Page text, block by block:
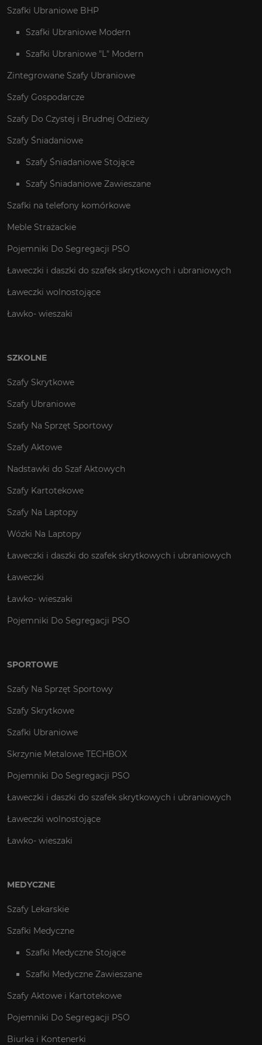
Szafki Ubraniowe BHP
Szafki Ubraniowe Modern
Szafki Ubraniowe "L" Modern
Zintegrowane Szafy Ubraniowe
Szafy Gospodarcze
Szafy Do Czystej i Brudnej Odzieży
Szafy Śniadaniowe
Szafy Śniadaniowe Stojące
Szafy Śniadaniowe Zawieszane
Szafki na telefony komórkowe
Meble Strażackie
Pojemniki Do Segregacji PSO
Ławeczki i daszki do szafek skrytkowych i ubraniowych
Ławeczki wolnostojące
Ławko- wieszaki
SZKOLNE
Szafy Skrytkowe
Szafy Ubraniowe
Szafy Na Sprzęt Sportowy
Szafy Aktowe
Nadstawki do Szaf Aktowych
Szafy Kartotekowe
Szafy Na Laptopy
Wózki Na Laptopy
Ławeczki i daszki do szafek skrytkowych i ubraniowych
Ławeczki
Ławko- wieszaki
Pojemniki Do Segregacji PSO
SPORTOWE
Szafy Na Sprzęt Sportowy
Szafy Skrytkowe
Szafki Ubraniowe
Skrzynie Metalowe TECHBOX
Pojemniki Do Segregacji PSO
Ławeczki i daszki do szafek skrytkowych i ubraniowych
Ławeczki wolnostojące
Ławko- wieszaki
MEDYCZNE
Szafy Lekarskie
Szafki Medyczne
Szafki Medyczne Stojące
Szafki Medyczne Zawieszane
Szafy Aktowe i Kartotekowe
Pojemniki Do Segregacji PSO
Biurka i Kontenerki